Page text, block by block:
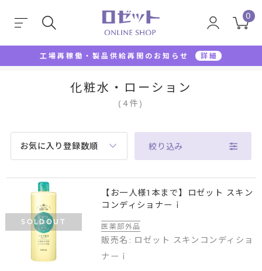
0
工場再稼働・製品供給再開のお知らせ 詳細
化粧水・ローション
化粧水・ローション
( 4件 )
お気に入り登録数順 絞り込み
SOLDOUT
【お一人様1本まで】ロゼット スキン
コンディショナーｉ
医薬部外品
販売名: ロゼット スキンコンディショ
ナーｉ